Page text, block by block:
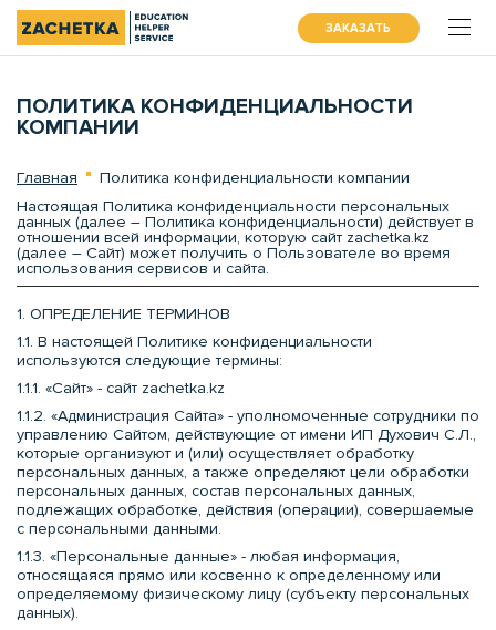
ЗАКАЗАТЬ
ПОЛИТИКА КОНФИДЕНЦИАЛЬНОСТИ
КОМПАНИИ
Главная
Политика конфиденциальности компании
Настоящая Политика конфиденциальности персональных
данных (далее – Политика конфиденциальности) действует в
отношении всей информации, которую сайт zachetka.kz
(далее – Сайт) может получить о Пользователе во время
использования сервисов и сайта.
1. ОПРЕДЕЛЕНИЕ ТЕРМИНОВ
1.1. В настоящей Политике конфиденциальности
используются следующие термины:
1.1.1. «Сайт» - сайт zachetka.kz
1.1.2. «Администрация Сайта» - уполномоченные сотрудники по
управлению Сайтом, действующие от имени ИП Духович С.Л.,
которые организуют и (или) осуществляет обработку
персональных данных, а также определяют цели обработки
персональных данных, состав персональных данных,
подлежащих обработке, действия (операции), совершаемые
с персональными данными.
1.1.3. «Персональные данные» - любая информация,
относящаяся прямо или косвенно к определенному или
определяемому физическому лицу (субъекту персональных
данных).